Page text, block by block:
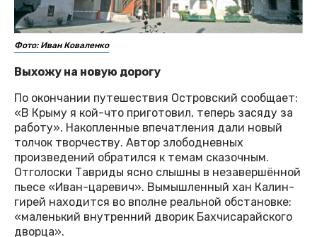
Фото: Иван Коваленко
Выхожу на новую дорогу
По окончании путешествия Островский сообщает:
«В Крыму я кой-что приготовил, теперь засяду за
работу». Накопленные впечатления дали новый
толчок творчеству. Автор злободневных
произведений обратился к темам сказочным.
Отголоски Тавриды ясно слышны в незавершённой
пьесе «Иван-царевич». Вымышленный хан Калин-
гирей находится во вполне реальной обстановке:
«маленький внутренний дворик Бахчисарайского
дворца».